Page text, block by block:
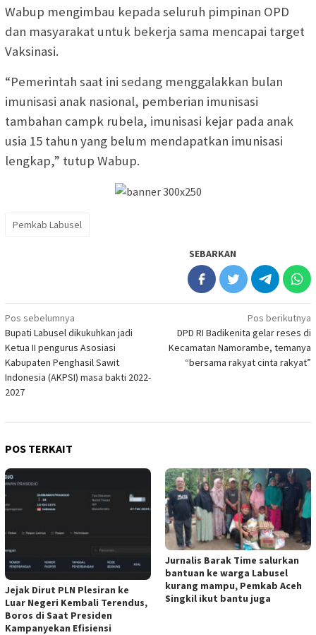
Wabup mengimbau kepada seluruh pimpinan OPD
dan masyarakat untuk bekerja sama mencapai target
Vaksinasi.
“Pemerintah saat ini sedang menggalakkan bulan
imunisasi anak nasional, pemberian imunisasi
tambahan campk rubela, imunisasi kejar pada anak
usia 15 tahun yang belum mendapatkan imunisasi
lengkap,” tutup Wabup.
Pemkab Labusel
SEBARKAN
Navigasi
pos
Pos sebelumnya
Bupati Labusel dikukuhkan jadi
Ketua II pengurus Asosiasi
Kabupaten Penghasil Sawit
Indonesia (AKPSI) masa bakti 2022-
2027
Pos berikutnya
DPD RI Badikenita gelar reses di
Kecamatan Namorambe, temanya
“bersama rakyat cinta rakyat”
POS TERKAIT
Jejak Dirut PLN Plesiran ke
Luar Negeri Kembali Terendus,
Boros di Saat Presiden
Kampanyekan Efisiensi
Jurnalis Barak Time salurkan
bantuan ke warga Labusel
kurang mampu, Pemkab Aceh
Singkil ikut bantu juga